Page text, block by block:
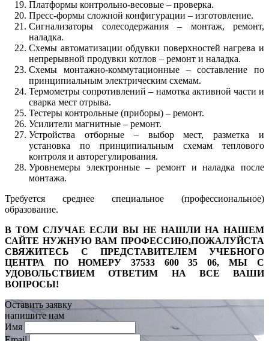
Платформы контрольно-весовые – проверка.
Пресс-формы сложной конфигурации – изготовление.
Сигнализаторы солесодержания – монтаж, ремонт,
наладка.
Схемы автоматизации обдувки поверхностей нагрева и
непрерывной продувки котлов – ремонт и наладка.
Схемы монтажно-коммутационные – составление по
принципиальным электрическим схемам.
Термометры сопротивлений – намотка активной части и
сварка мест отрыва.
Тестеры контрольные (приборы) – ремонт.
Усилители магнитные – ремонт.
Устройства отборные – выбор мест, разметка и
установка по принципиальным схемам теплового
контроля и авторегулирования.
Уровнемеры электронные – ремонт и наладка после
монтажа.
Требуется среднее специальное (профессиональное)
образование.
В ТОМ СЛУЧАЕ ЕСЛИ ВЫ НЕ НАШЛИ НА НАШЕМ
САЙТЕ НУЖНУЮ ВАМ ПРОФЕССИЮ,ПОЖАЛУЙСТА
СВЯЖИТЕСЬ С ПРЕДСТАВИТЕЛЕМ УЧЕБНОГО
ЦЕНТРА ПО НОМЕРУ 37533 600 35 06, МЫ С
УДОВОЛЬСТВИЕМ ОТВЕТИМ НА ВСЕ ВАШИ
ВОПРОСЫ!
Оставить заявку
напишите нам
Имя